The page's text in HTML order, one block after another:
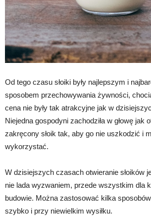
Od tego czasu słoiki były najlepszym i
sposobem przechowywania żywności,
cena nie były tak atrakcyjne jak w
Niejedna gospodyni zachodziła w głowę jak
zakręcony słoik tak, aby go nie uszkodzić i
wykorzystać.
W dzisiejszych czasach otwieranie słoików
nie lada wyzwaniem, przede wszystkim dla
budowie. Można zastosować kilka
szybko i przy niewielkim wysiłku.